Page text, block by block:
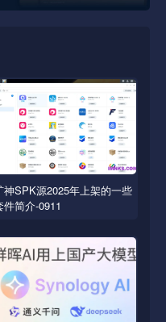
神SPK源2025年上架的一些
件简介-0911